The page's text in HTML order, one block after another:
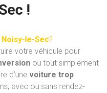
!
le-Sec?
votre véhicule pour
ou tout simplement
d’une voiture trop
avec ou sans rendez-